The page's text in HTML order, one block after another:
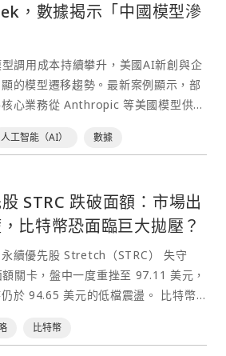
與 Cantor 擔任聯席主承銷商。
次募資將用於一般企業用途，其中可
儲備部位的策略。最新披露顯示，
1 日新增購入 26,497 顆 ETH，使總
顆 ETH。不過在 ETH 價格持續走弱
面浮虧已擴大至約 92 億美元。 市場
。Bitmine 股價亦受到影響，當日下
場人士指出，Bitmine
推出的高收益永續優先股
過高股息工具吸引收益型資金，同時
產的曝險。不過在 ETH 波動與持續
類策略的槓桿與資產價格風險也同步
，數據揭示「中國模型滲
調用成本持續攀升，美國AI新創與企
的模型遷移趨勢。最新案例顯示，部
心業務從 Anthropic 等美國模型供應
關注的替代選項之一。 Lindy 全面
Lindy 創辦人 Flo Crivello 近日表示，
有流量從 Anthropic 模型切換至
帶來兩個明顯結果：一方面，公司在
省「數百萬美元」級別的支出；另一
任務場景中，DeepSeek v4 的表現
工程。團
v4 的部署，額外開發了大量底
人工智能（AI） 數據
STRC 跌破面額：市場出
比特幣恐面臨巨大拋壓？
續優先股 Stretch（STRC） 失守
關卡，盤中一度重挫至 97.11 美元，
94.65 美元的低檔震盪。 比特幣
為 STRC 自 2025 年 7 月問世以來，其
比特幣